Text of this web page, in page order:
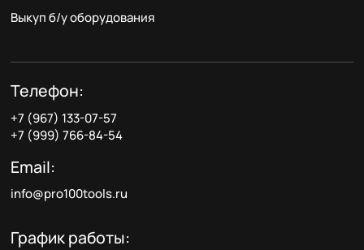
Выкуп б/у оборудования
Телефон:
+7 (967) 133-07-57
+7 (999) 766-84-54
Email:
info@pro100tools.ru
График работы: